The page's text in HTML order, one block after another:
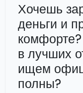
Хочешь
деньги и
в лучших
ищем
полны?